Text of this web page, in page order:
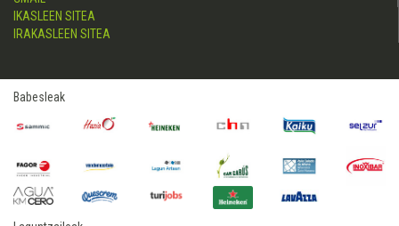
IKASLEEN SITEA
IRAKASLEEN SITEA
Babesleak